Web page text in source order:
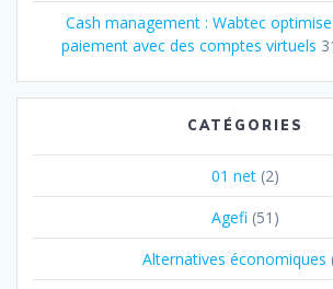
Cash management : Wabtec
paiement avec des comptes virtuels
CATÉGORIES
01 net (2)
Agefi (51)
Alternatives économiques